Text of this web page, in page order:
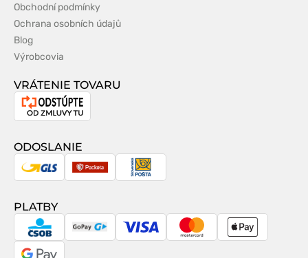
Obchodní podmínky
Ochrana osobních údajů
Blog
Výrobcovia
VRÁTENIE TOVARU
Odstúpenie
zmluvy
ODOSLANIE
GLS Packeta
Slovenská
PLATBY
CSOB GoPay Visa MasterCardApple